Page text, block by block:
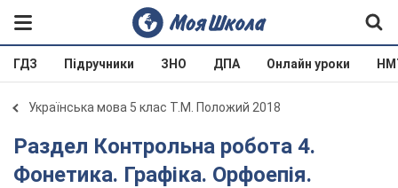
ГДЗ Підручники ЗНО ДПА Онлайн уроки
Українська мова 5 клас Т.М. Положий 2018
Раздел Контрольна робота 4.
Фонетика. Графіка. Орфоепія.